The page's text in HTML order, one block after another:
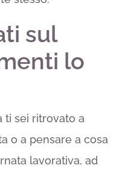
sul
lo
ti sei ritrovato a
o a pensare a cosa
lavorativa, ad